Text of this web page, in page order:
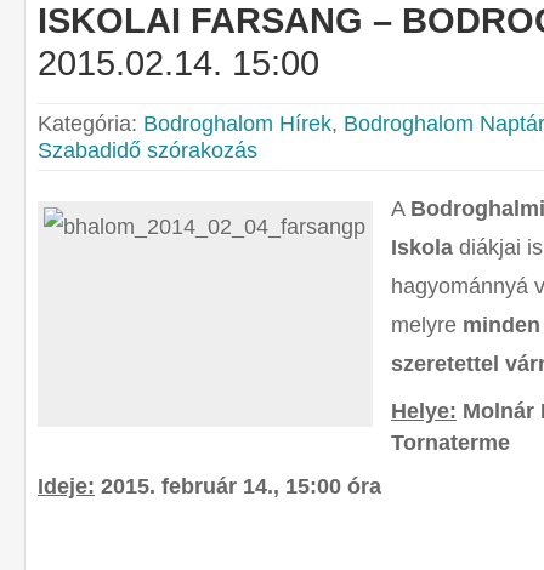
ISKOLAI FARSANG –
2015.02.14. 15:00
Kategória: Bodroghalom Hírek, Bodroghalom Naptár
Szabadidő szórakozás
A
Iskola diákjai
hagyománnyá
melyre
szeretettel
Helye: Molnár
Tornaterme
Ideje: 2015. február 14., 15:00 óra